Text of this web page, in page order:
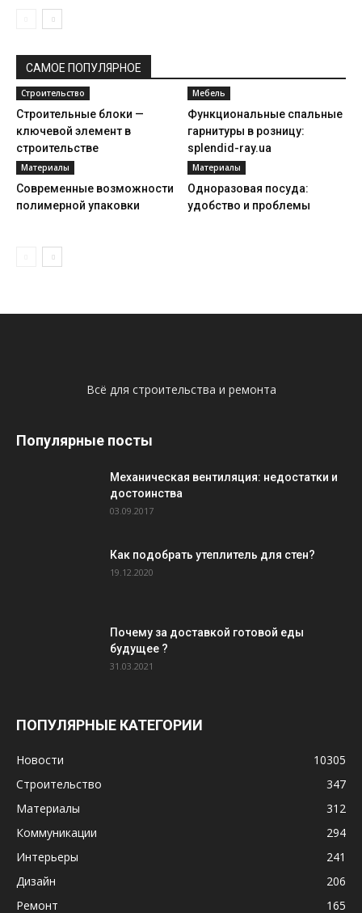
САМОЕ ПОПУЛЯРНОЕ
Строительство
Строительные блоки —
ключевой элемент в
строительстве
Мебель
Функциональные спальные
гарнитуры в розницу:
splendid-ray.ua
Материалы
Современные возможности
полимерной упаковки
Материалы
Одноразовая посуда:
удобство и проблемы
Всё для строительства и ремонта
Популярные посты
Механическая вентиляция: недостатки и
достоинства
03.09.2017
Как подобрать утеплитель для стен?
19.12.2020
Почему за доставкой готовой еды
будущее ?
31.03.2021
ПОПУЛЯРНЫЕ КАТЕГОРИИ
Новости
10305
Строительство
347
Материалы
312
Коммуникации
294
Интерьеры
241
Дизайн
206
Ремонт
165